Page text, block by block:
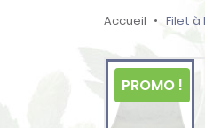
Accueil Filet à
PROMO !